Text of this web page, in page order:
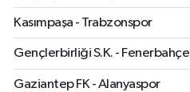
Kasımpaşa - Trabzonspor
Gençlerbirliği S.K. - Fenerbahçe
Gaziantep FK - Alanyaspor